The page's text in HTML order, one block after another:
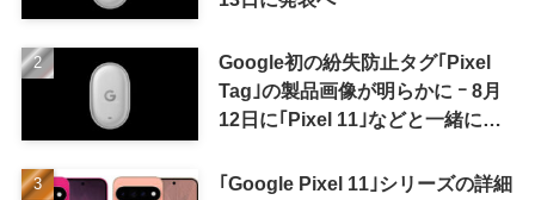
Google初の紛失防止タグ｢Pixel
Tag｣の製品画像が明らかに ｰ 8月
12日に｢Pixel 11｣などと一緒に発
｢Google Pixel 11｣シリーズの詳細